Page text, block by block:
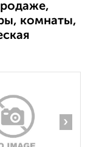
комнаты,
›